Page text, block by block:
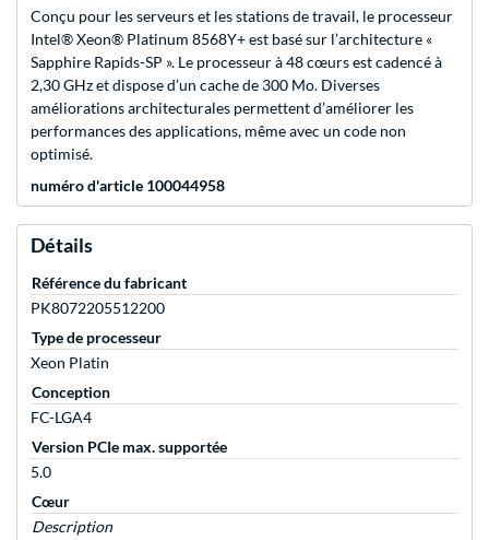
Conçu pour les serveurs et les stations de travail, le processeur
Intel® Xeon® Platinum 8568Y+ est basé sur l’architecture «
Sapphire Rapids-SP ». Le processeur à 48 cœurs est cadencé à
2,30 GHz et dispose d’un cache de 300 Mo. Diverses
améliorations architecturales permettent d’améliorer les
performances des applications, même avec un code non
optimisé.
numéro d'article 100044958
Détails
Référence du fabricant
PK8072205512200
Type de processeur
Xeon Platin
Conception
FC-LGA4
Version PCIe max. supportée
5.0
Cœur
Description